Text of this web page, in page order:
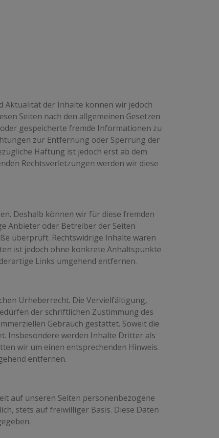
Aktualität der Inhalte können wir jedoch
Seiten nach den allgemeinen Gesetzen
gespeicherte fremde Informationen zu
zur Entfernung oder Sperrung der
Haftung ist jedoch erst ab dem
Rechtsverletzungen werden wir diese
Deshalb können wir für diese fremden
Anbieter oder Betreiber der Seiten
überprüft. Rechtswidrige Inhalte waren
ist jedoch ohne konkrete Anhaltspunkte
Links umgehend entfernen.
Urheberrecht. Die Vervielfältigung,
der schriftlichen Zustimmung des
Gebrauch gestattet. Soweit die
Insbesondere werden Inhalte Dritter als
wir um einen entsprechenden Hinweis.
entfernen.
auf unseren Seiten personenbezogene
stets auf freiwilliger Basis. Diese Daten